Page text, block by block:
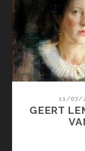
11/07/
GEERT